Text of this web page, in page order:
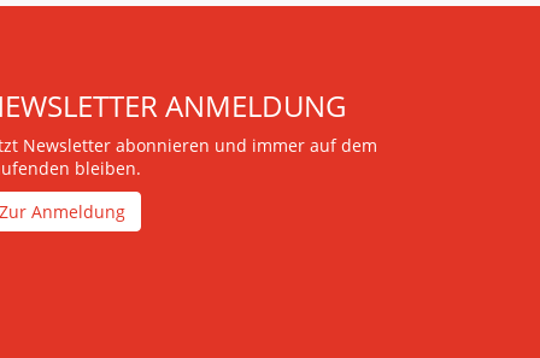
ANMELDUNG
Newsletter abonnieren und immer auf dem
bleiben.
Zur Anmeldung